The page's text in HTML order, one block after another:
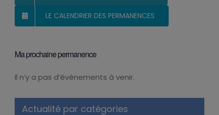
LE CALENDRIER DES PERMANENCES
Ma prochaine permanence
Notice
Il n’y a pas d’évènements à venir.
Actualité par catégories